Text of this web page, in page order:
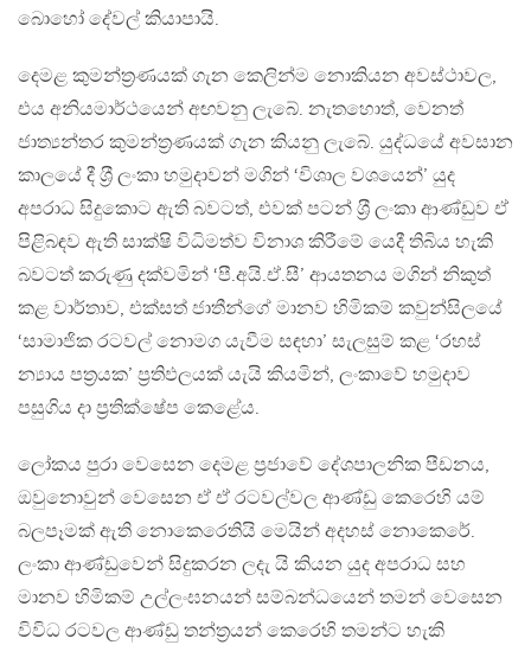
බොහෝ දේවල් කියාපායි.
දෙමළ කුමන්ත‍්‍රණයක් ගැන කෙලින්ම නොකියන අවස්ථාවල,
එය අනියමාර්ථයෙන් අඟවනු ලැබේ. නැතහොත්, වෙනත්
ජාත්‍යන්තර කුමන්ත‍්‍රණයක් ගැන කියනු ලැබේ. යුද්ධයේ අවසාන
කාලයේ දී ශ‍්‍රී ලංකා හමුදාවන් මගින් ‘විශාල වශයෙන්’ යුද
අපරාධ සිදුකොට ඇති බවටත්, එවක් පටන් ශ‍්‍රී ලංකා ආණ්ඩුව ඒ
පිළිබඳව ඇති සාක්ෂි විධිමත්ව විනාශ කිරීමේ යෙදී තිබිය හැකි
බවටත් කරුණු දක්වමින් ‘පී.අයි.ඒ.සී’ ආයතනය මගින් නිකුත්
කළ වාර්තාව, එක්සත් ජාතීන්ගේ මානව හිමිකම් කවුන්සිලයේ
‘සාමාජික රටවල් නොමග යැවීම සඳහා’ සැලසුම් කළ ‘රහස්
න්‍යාය පත‍්‍රයක’ ප‍්‍රතිඵලයක් යැයි කියමින්, ලංකාවේ හමුදාව
පසුගිය දා ප‍්‍රතික්ෂේප කෙළේය.
ලෝකය පුරා වෙසෙන දෙමළ ප‍්‍රජාවේ දේශපාලනික පීඩනය,
ඔවුනොවුන් වෙසෙන ඒ ඒ රටවල්වල ආණ්ඩු කෙරෙහි යම්
බලපෑමක් ඇති නොකෙරෙතියි මෙයින් අදහස් නොකෙරේ.
ලංකා ආණ්ඩුවෙන් සිදුකරන ලදැ යි කියන යුද අපරාධ සහ
මානව හිමිකම් උල්ලංඝනයන් සම්බන්ධයෙන් තමන් වෙසෙන
විවිධ රටවල ආණ්ඩු තන්ත‍්‍රයන් කෙරෙහි තමන්ට හැකි